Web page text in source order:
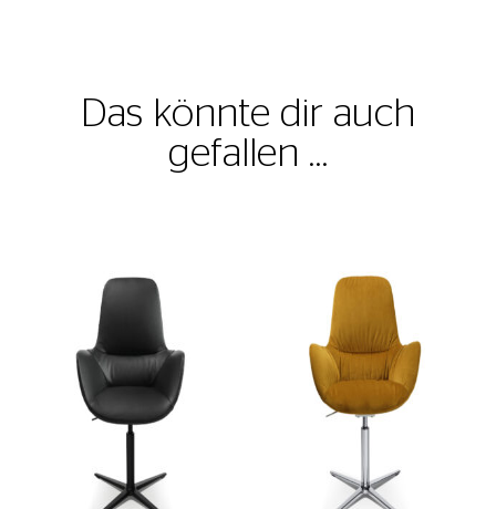
Das könnte dir auch
gefallen …